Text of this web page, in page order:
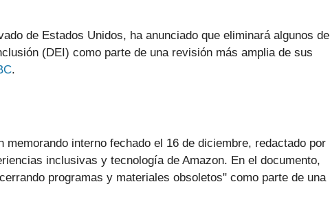
de Estados Unidos, ha anunciado que eliminará algunos de
(DEI) como parte de una revisión más amplia de sus
.
interno fechado el 16 de diciembre, redactado por
inclusivas y tecnología de Amazon. En el documento,
programas y materiales obsoletos" como parte de una